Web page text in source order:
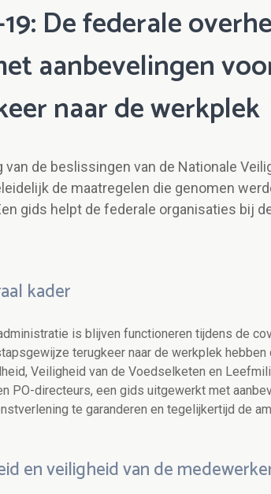
De federale
aanbevelingen
naar de werkplek
van de beslissingen van de Nationale
de maatregelen die genomen
gids helpt de federale organisaties bij
kader
is blijven functioneren tijdens de
terugkeer naar de werkplek hebben
Veiligheid van de Voedselketen en
PO-directeurs, een gids uitgewerkt met
te garanderen en tegelijkertijd de
en veiligheid van de